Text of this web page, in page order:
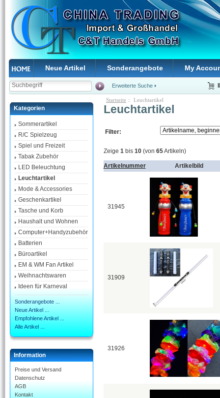
Neue Artikel Sonderangebote My
Erweiterte Suche
Kategorien
Sommerartikel
R/C Spielzeug
Spiel und Freizeit
Tabak Zubehör
LED Beleuchtung
Leuchtartikel
Mode & Accessories
Geschenkartikel
Tasche und Korb
Haushalt und Wohnen
Computer+Handyzubehör
Batterien
Büroartikel
EM & WM Fan Artikel
Weihnachtswaren
Ideen für Karneval
Sonderangebote ...
Neue Artikel ...
Empfohlene Artikel ...
Alle Artikel ...
Information
Preise und Versand
Datenschutz
AGB
Kontakt
Startseite :: Leuchtartikel
Leuchtartikel
Filter:
Zeige 1 bis 10(von 65Artikeln)
Artikelnummer Artikelbild
31945
31909
31926